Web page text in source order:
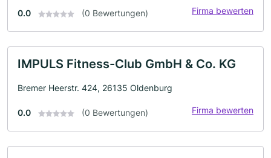
0.0 (0 Bewertungen) Firma bewerten
IMPULS Fitness-Club GmbH & Co. KG
Bremer Heerstr. 424, 26135 Oldenburg
0.0 (0 Bewertungen) Firma bewerten